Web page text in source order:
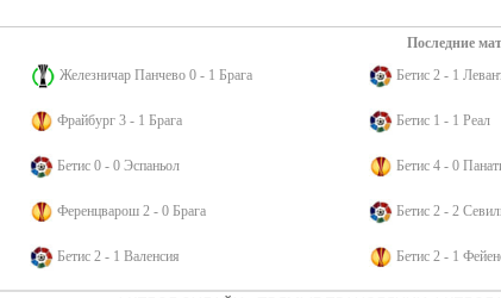
Последние
Железничар Панчево 0 - 1 Брага
Бетис 2 - 1
Фрайбург 3 - 1 Брага Бетис 1 - 1 Реал
Бетис 0 - 0 Эспаньол Бетис 4 - 0
Ференцварош 2 - 0 Брага Бетис 2 - 2
Бетис 2 - 1 Валенсия Бетис 2 - 1